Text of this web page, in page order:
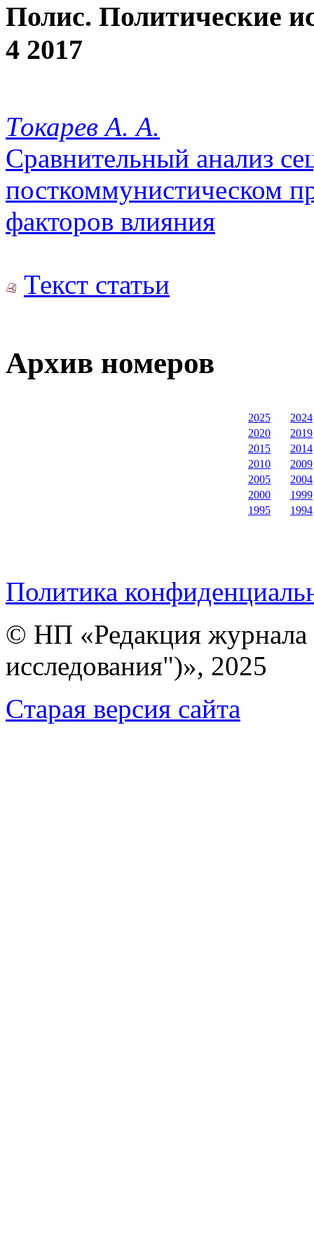
Полис. Политические
4 2017
Токарев А. А.
Сравнительный анализ
посткоммунистическом
факторов влияния
Текст статьи
Архив номеров
2025
2024
2020
2019
2015
2014
2010
2009
2005
2004
2000
1999
1995
1994
Политика
© НП «Редакция
исследования")», 2025
Cтарая версия сайта